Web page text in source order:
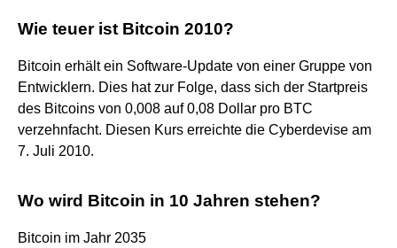
Wie teuer ist Bitcoin 2010?
Bitcoin erhält ein Software-Update von einer Gruppe von
Entwicklern. Dies hat zur Folge, dass sich der Startpreis
des Bitcoins von 0,008 auf 0,08 Dollar pro BTC
verzehnfacht. Diesen Kurs erreichte die Cyberdevise am
7. Juli 2010.
Wo wird Bitcoin in 10 Jahren stehen?
Bitcoin im Jahr 2035